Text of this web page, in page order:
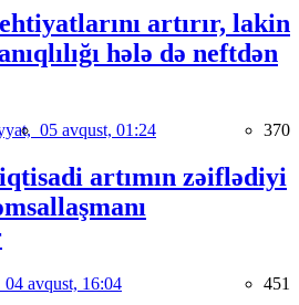
artırır, lakin
hələ də neftdən
05 avqust, 01:24 370
artımın zəiflədiyi
04 avqust, 16:04 451